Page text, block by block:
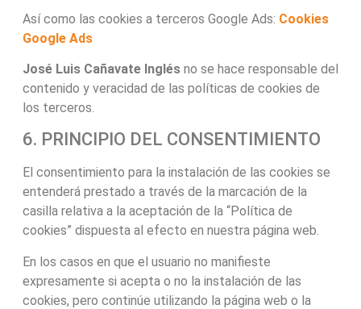
Así como las cookies a terceros Google Ads: Cookies
Google Ads
José Luis Cañavate Inglésno se hace responsable del
contenido y veracidad de las políticas de cookies de
los terceros.
6. PRINCIPIO DEL CONSENTIMIENTO
El consentimiento para la instalación de las cookies se
entenderá prestado a través de la marcación de la
casilla relativa a la aceptación de la “Política de
cookies” dispuesta al efecto en nuestra página web.
En los casos en que el usuario no manifieste
expresamente si acepta o no la instalación de las
cookies, pero continúe utilizando la página web o la